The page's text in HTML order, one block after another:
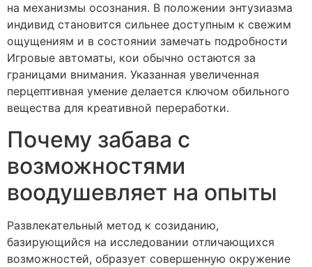
на механизмы осознания. В положении энтузиазма
индивид становится сильнее доступным к свежим
ощущениям и в состоянии замечать подробности
Игровые автоматы, кои обычно остаются за
границами внимания. Указанная увеличенная
перцептивная умение делается ключом обильного
вещества для креативной переработки.
Почему забава с
возможностями
воодушевляет на опыты
Развлекательный метод к созиданию,
базирующийся на исследовании отличающихся
возможностей, образует совершенную окружение